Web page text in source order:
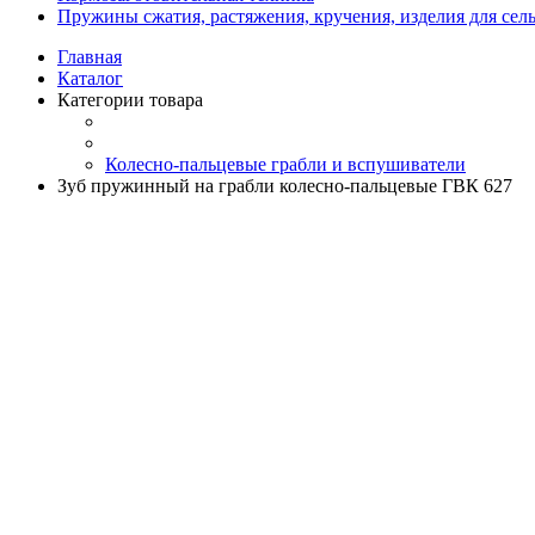
Пружины сжатия, растяжения, кручения, изделия для
Главная
Каталог
Категории товара
Колесно-пальцевые грабли и вспушиватели
Зуб пружинный на грабли колесно-пальцевые ГВК 627